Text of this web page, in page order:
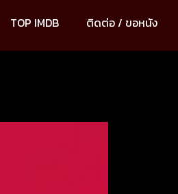
TOP IMDB ติดต่อ / ขอหนัง